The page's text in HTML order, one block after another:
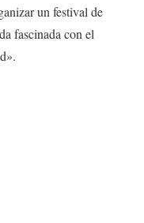
un festival de
fascinada con el